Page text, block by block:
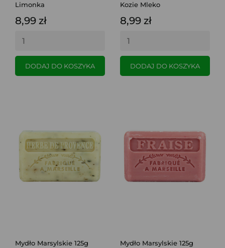
Limonka
8,99 zł
DODAJ DO KOSZYKA
Kozie Mleko
8,99 zł
DODAJ DO KOSZYKA
Mydło Marsylskie 125g
Mydło Marsylskie 125g